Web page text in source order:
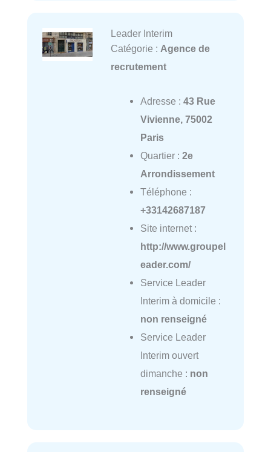
Leader Interim
Catégorie : Agence de
recrutement
Adresse : 43 Rue
Vivienne, 75002
Paris
Quartier : 2e
Arrondissement
Téléphone :
+33142687187
Site internet :
http://www.groupel
eader.com/
Service Leader
Interim à domicile :
non renseigné
Service Leader
Interim ouvert
dimanche : non
renseigné